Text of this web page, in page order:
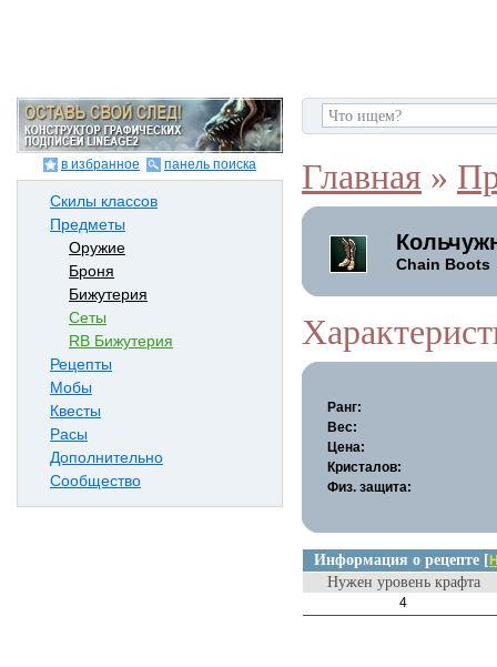
в избранное панель поиска
Скилы классов
Предметы
Оружие
Броня
Бижутерия
Сеты
RB Бижутерия
Рецепты
Мобы
Квесты
Расы
Дополнительно
Сообщество
Главная »
Chain Boots
Ранг:
Вес:
Цена:
Кристалов:
Физ. защита:
Информация о рецепте [
Нужен уровень крафта
4